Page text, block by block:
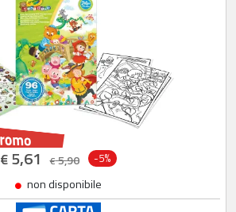
€5,61 €5,90 -5%
non disponibile